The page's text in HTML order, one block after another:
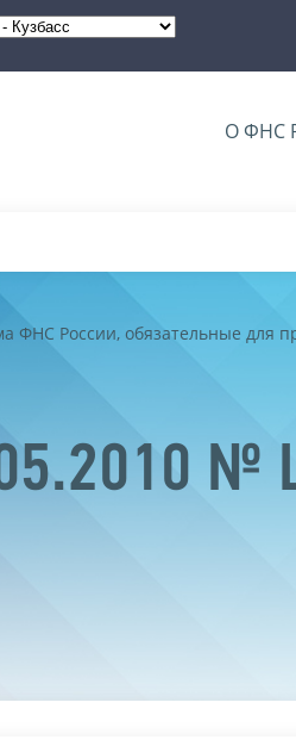
О ФНС
ФНС России, обязательные для